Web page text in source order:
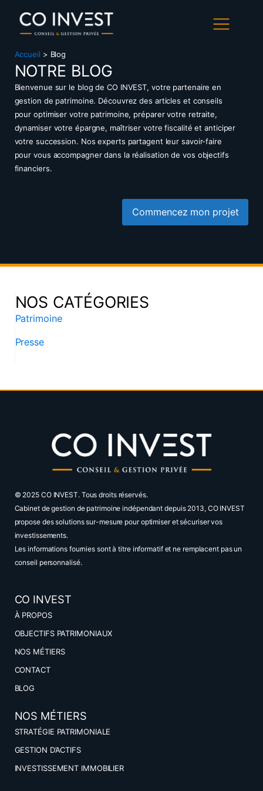
Accueil > Blog
NOTRE BLOG
​Bienvenue sur le blog de CO INVEST, votre partenaire en
gestion de patrimoine. Découvrez des articles et conseils
pour optimiser votre patrimoine, préparer votre retraite,
dynamiser votre épargne, maîtriser votre fiscalité et anticiper
votre succession. Nos experts partagent leur savoir-faire
pour vous accompagner dans la réalisation de vos objectifs
financiers.
Commencez mon projet
NOS CATÉGORIES
Patrimoine
Presse
© 2025 CO INVEST. Tous droits réservés.
Cabinet de gestion de patrimoine indépendant depuis 2013, CO INVEST
propose des solutions sur-mesure pour optimiser et sécuriser vos
investissements.
Les informations fournies sont à titre informatif et ne remplacent pas un
conseil personnalisé.
CO INVEST
À PROPOS
OBJECTIFS PATRIMONIAUX
NOS MÉTIERS
CONTACT
BLOG
NOS MÉTIERS
STRATÉGIE PATRIMONIALE
GESTION D’ACTIFS
INVESTISSEMENT IMMOBILIER